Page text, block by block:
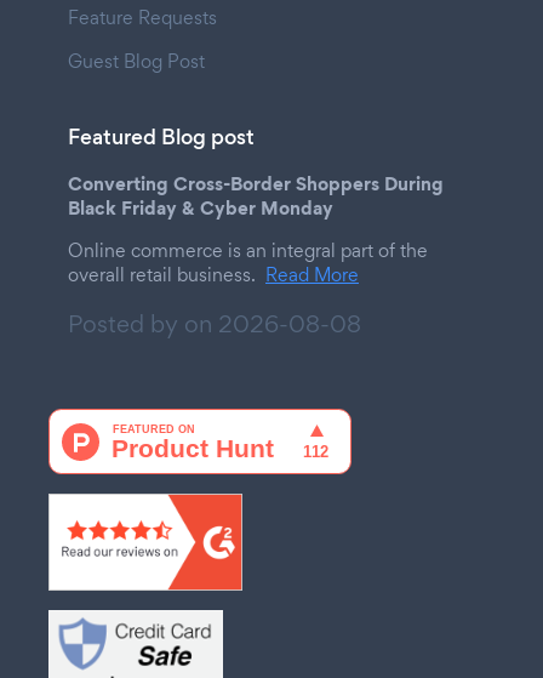
Feature Requests
Guest Blog Post
Featured Blog post
Converting Cross-Border Shoppers During
Black Friday & Cyber Monday
Online commerce is an integral part of the
overall retail business. Read More
Posted by on 2026-08-08